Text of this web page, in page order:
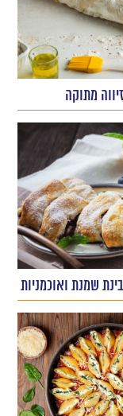
זיווה מתוקה
שמנת ואוכמניות